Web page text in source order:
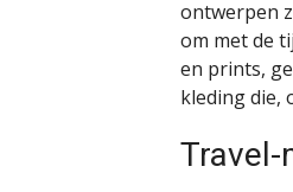
ontwerpen
om met de
en prints,
kleding die,
Travel-